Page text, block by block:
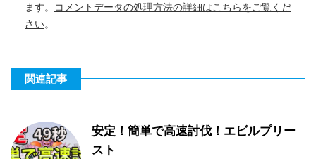
ます。
コメントデータの処理方法の詳細はこちらをご覧くだ
さい。
関連記事
安定！簡単で高速討伐！エビルプリー
スト